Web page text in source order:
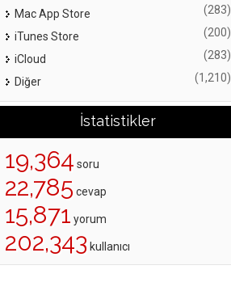
Mac App Store (283)
iTunes Store (200)
iCloud (283)
Diğer (1,210)
İstatistikler
19,364 soru
22,785 cevap
15,871 yorum
202,343 kullanıcı